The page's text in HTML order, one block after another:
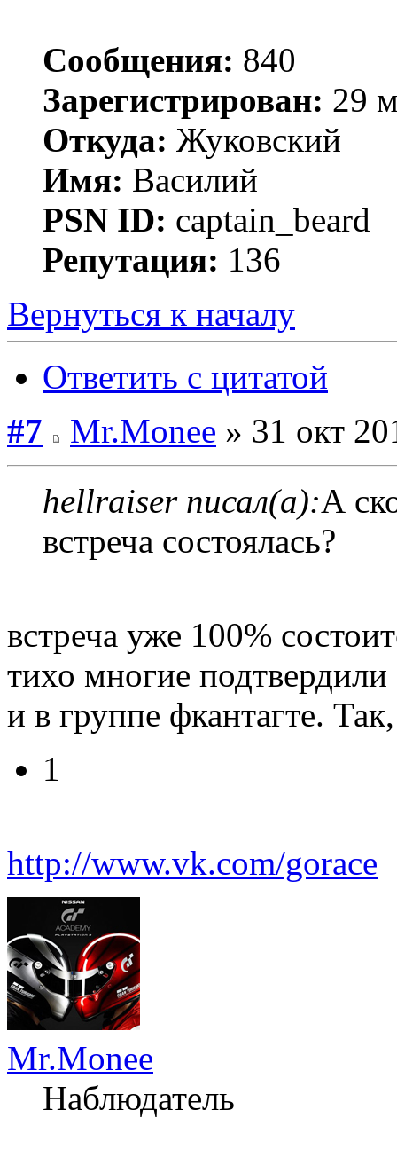
Сообщения: 840
Зарегистрирован: 29
Откуда: Жуковский
Имя: Василий
PSN ID: captain_beard
Репутация: 136
Вернуться к началу
Ответить с цитатой
#7
Mr.Monee » 31 окт
hellraiser писал(а):А
встреча состоялась?
встреча уже 100%
тихо многие
и в группе фкантагте.
1
http://www.vk.com/gorace
Mr.Monee
Наблюдатель